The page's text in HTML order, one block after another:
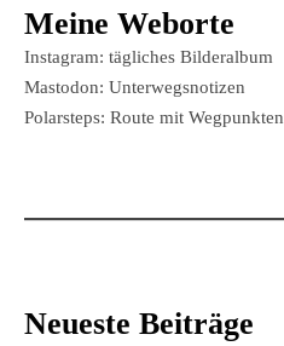
Meine Weborte
Instagram: tägliches Bilderalbum
Mastodon: Unterwegsnotizen
Polarsteps: Route mit Wegpunkten
Neueste Beiträge